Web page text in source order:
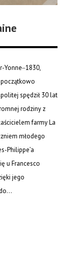
Yonne‒1830,
spędził 30 lat
rodziny z
farmy La
młodego
Philippe’a
u Francesco
jego